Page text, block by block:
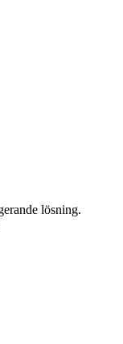
lösning.